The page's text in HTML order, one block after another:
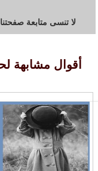
لا تنسى متابعة
أقوال مشابهة